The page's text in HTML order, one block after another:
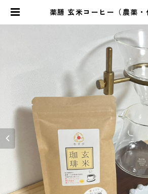
薬膳 玄米コーヒー（農薬・
フェイン | お米と米製品の
めこめマルシェ むすび